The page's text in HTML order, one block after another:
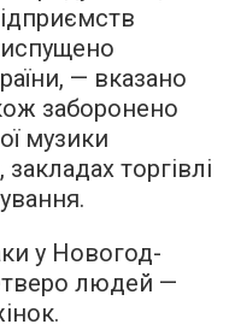
— вказано
заборонено
музики
торгівлі
у Новогод-
людей —